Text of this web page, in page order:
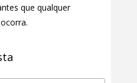
que qualquer